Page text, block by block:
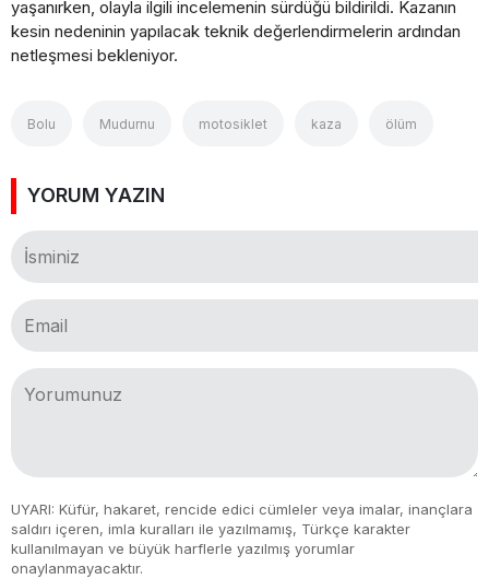
yaşanırken, olayla ilgili incelemenin sürdüğü bildirildi. Kazanın
kesin nedeninin yapılacak teknik değerlendirmelerin ardından
netleşmesi bekleniyor.
Bolu Mudurnu motosiklet kaza ölüm
YORUM YAZIN
UYARI: Küfür, hakaret, rencide edici cümleler veya imalar, inançlara
saldırı içeren, imla kuralları ile yazılmamış, Türkçe karakter
kullanılmayan ve büyük harflerle yazılmış yorumlar
onaylanmayacaktır.